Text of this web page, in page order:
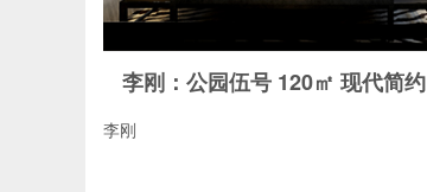
李刚：公园伍号 120㎡ 现代简约
李刚